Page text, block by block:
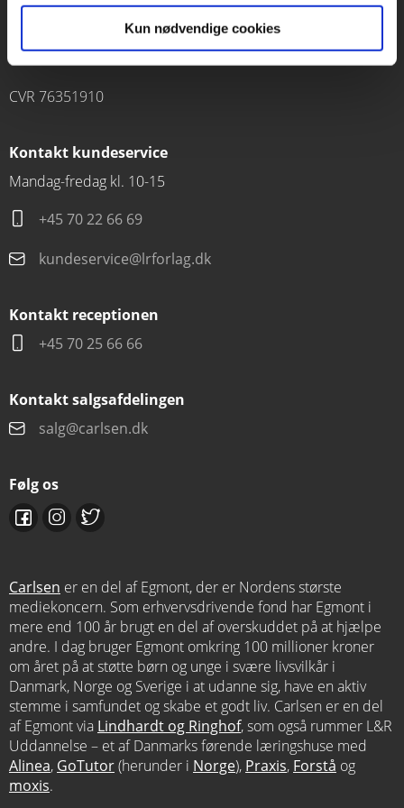
Kun nødvendige cookies
Vognmagergade 11
1120 København K
CVR 76351910
Kontakt kundeservice
Mandag-fredag kl. 10-15
+45 70 22 66 69
kundeservice@lrforlag.dk
Kontakt receptionen
+45 70 25 66 66
Kontakt salgsafdelingen
salg@carlsen.dk
Følg os
Carlsen er en del af Egmont, der er Nordens største
mediekoncern. Som erhvervsdrivende fond har Egmont i
mere end 100 år brugt en del af overskuddet på at hjælpe
andre. I dag bruger Egmont omkring 100 millioner kroner
om året på at støtte børn og unge i svære livsvilkår i
Danmark, Norge og Sverige i at udanne sig, have en aktiv
stemme i samfundet og skabe et godt liv. Carlsen er en del
af Egmont via Lindhardt og Ringhof, som også rummer L&R
Uddannelse – et af Danmarks førende læringshuse med
Alinea, GoTutor(herunder i Norge), Praxis, Forstå og
moxis.